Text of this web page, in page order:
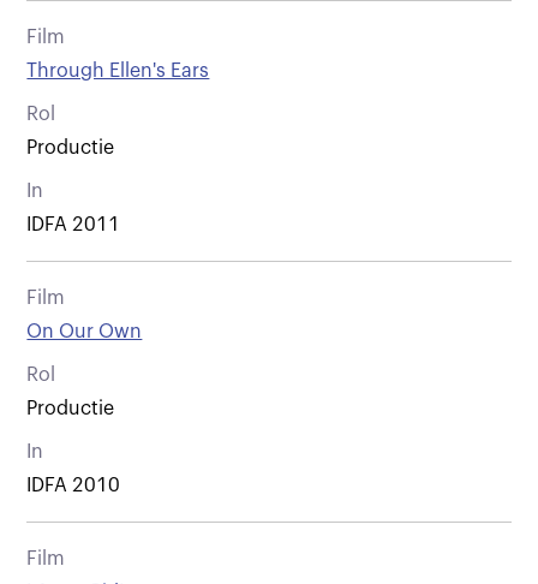
Film
Through Ellen's Ears
Rol
Productie
In
IDFA 2011
Film
On Our Own
Rol
Productie
In
IDFA 2010
Film